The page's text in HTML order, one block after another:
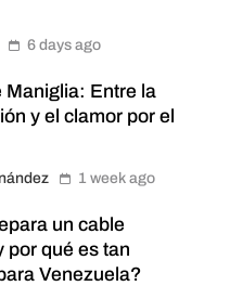
6 days ago
Maniglia: Entre la
y el clamor por el
1 week ago
un cable
por qué es tan
Venezuela?